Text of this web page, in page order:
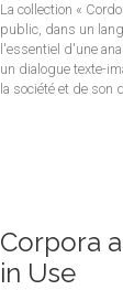
La collection «
public, dans un
l'essentiel d'une
un dialogue texte-
la société et de son
Corpora
in Use